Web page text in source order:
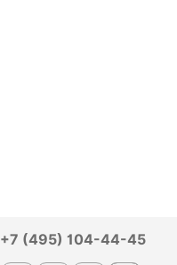
+7 (495) 104-44-45